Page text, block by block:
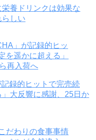
栄養ドリンクは効果な
しい
録的ヒットで完売続
大反響に感謝、25日か